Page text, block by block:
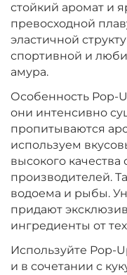
стойкий аромат и
превосходной
эластичной
спортивной и
амура.
Особенность Pop-
они интенсивно
пропитываются
используем
высокого
производителей.
водоема и рыбы.
придают
ингредиенты от
Используйте Pop-
и в сочетании с